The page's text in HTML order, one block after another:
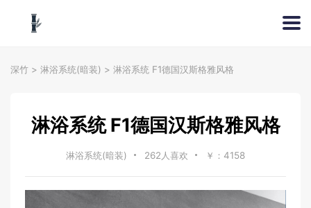
深竹 > 淋浴系统(暗装) > 淋浴系统 F1德国汉斯格雅风格
淋浴系统 F1德国汉斯格雅风格
淋浴系统(暗装) 262人喜欢 ￥：4158